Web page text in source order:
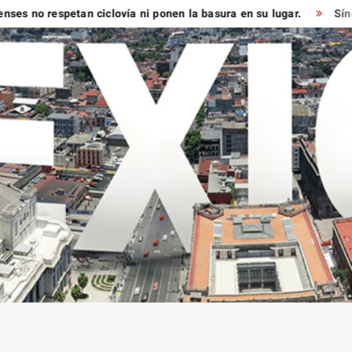
respetan ciclovía ni ponen la basura en su lugar. Síndico